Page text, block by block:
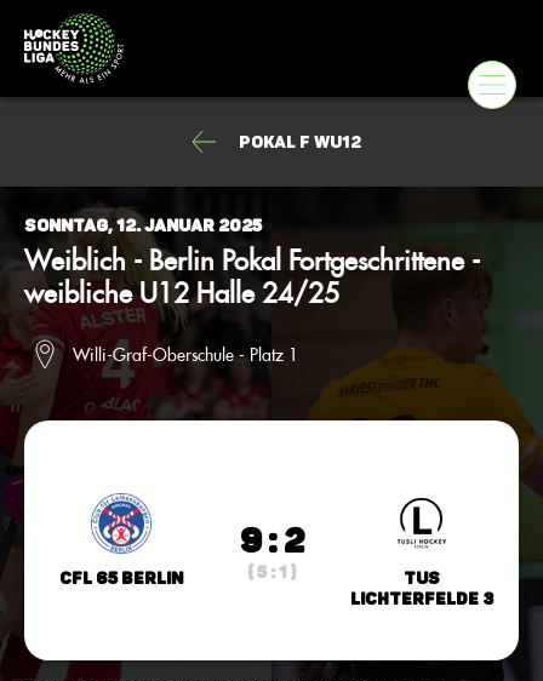
Pokal F wU12
Sonntag, 12. Januar 2025
Weiblich - Berlin Pokal Fortgeschrittene -
weibliche U12 Halle 24/25
Willi-Graf-Oberschule - Platz 1
CfL 65 Berlin
9 : 2
( 5 : 1 )
TuS
Lichterfelde 3